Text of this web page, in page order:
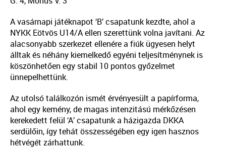
A vasárnapi játéknapot ‘B’ csapatunk kezdte, ahol a
NYKK Eötvös U14/A ellen szerettünk volna javítani. Az
alacsonyabb szerkezet ellenére a fiúk ügyesen helyt
álltak és néhány kiemelkedő egyéni teljesítménynek is
köszönhetően egy stabil 10 pontos győzelmet
ünnepelhettünk.
Az utolsó találkozón ismét érvényesült a papírforma,
ahol egy kemény, de magas intenzitású mérkőzésen
kerekedett felül ‘A’ csapatunk a házigazda DKKA
serdülőin, így tehát összességében egy igen hasznos
hétvégét zárhattunk.